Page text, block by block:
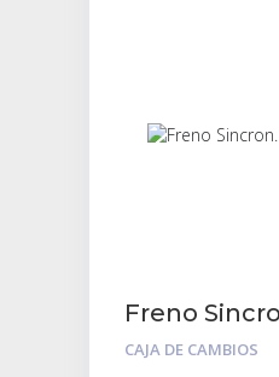
Freno
(Anillo)
CAJA DE CAMBIOS